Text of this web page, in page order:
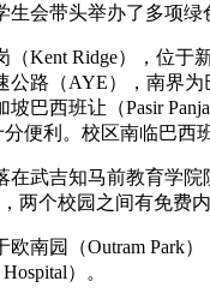
会带头举办了多项绿
Kent Ridge），位
路（AYE），南界为
巴西班让（Pasir
便利。校区南临巴西
武吉知马前教育学院
两个校园之间有免费
南园（Outram Park
）。